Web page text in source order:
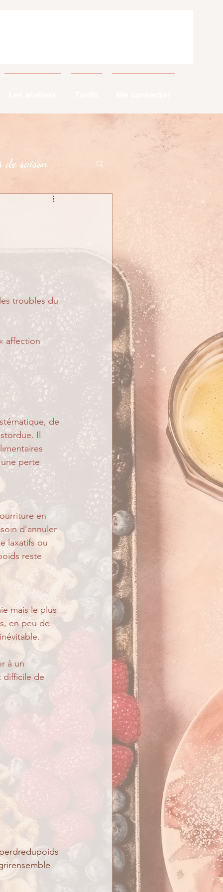
de saison
troubles du
affection
de
Il
perte
en
d’annuler
laxatifs ou
reste
mais le plus
en peu de
à un
difficile de